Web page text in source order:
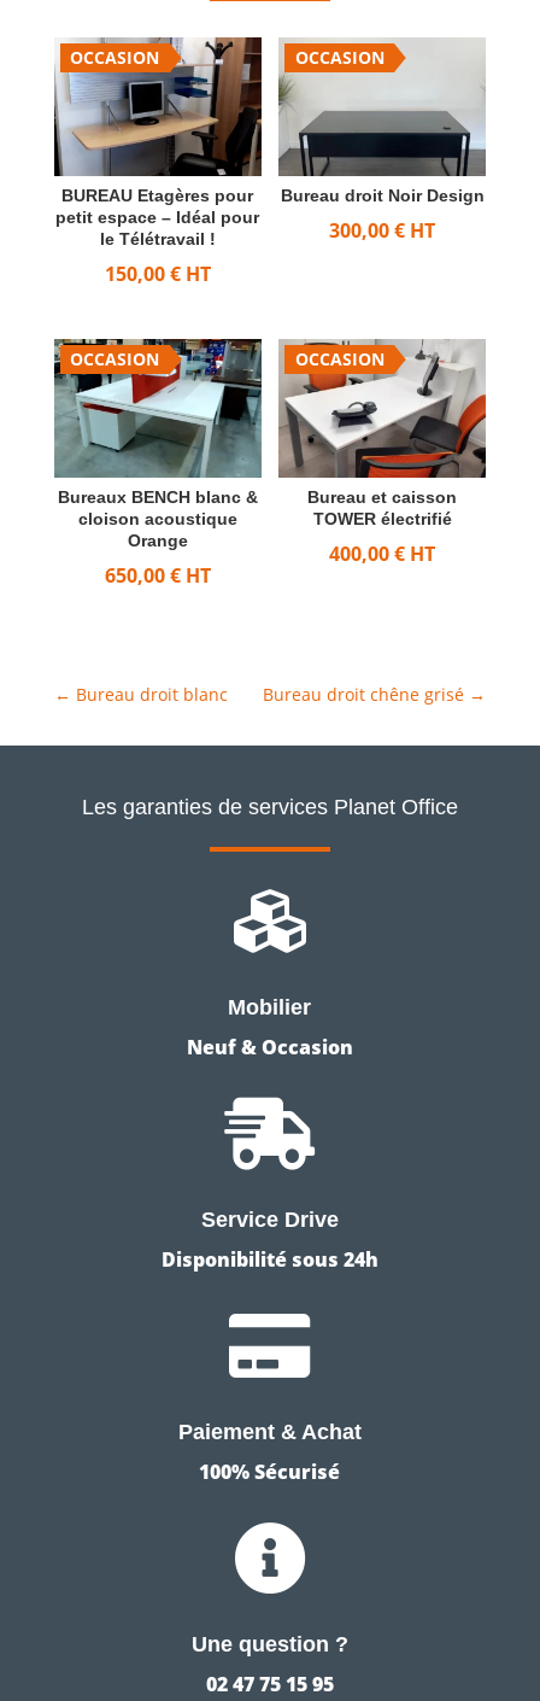
OCCASION
BUREAU Etagères pour
petit espace – Idéal pour
le Télétravail !
150,00€ HT
OCCASION
Bureau droit Noir Design
300,00€ HT
OCCASION
Bureaux BENCH blanc &
cloison acoustique
Orange
650,00€ HT
OCCASION
Bureau et caisson
TOWER électrifié
400,00€ HT
← Bureau droit blanc Bureau droit chêne grisé →
Les garanties de services Planet Office

Mobilier
Neuf & Occasion

Service Drive
Disponibilité sous 24h

Paiement & Achat
100% Sécurisé

Une question ?
02 47 75 15 95